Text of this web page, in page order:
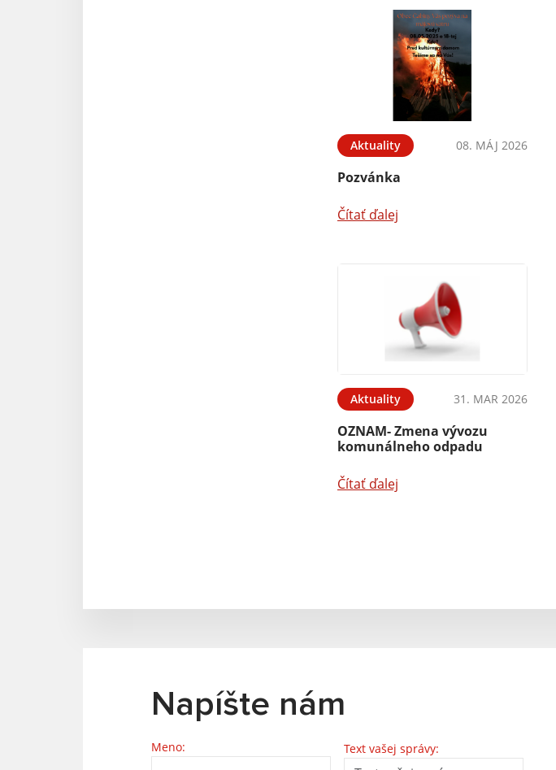
Aktuality 08. MÁJ 2026
Pozvánka
Čítať ďalej
Aktuality 31. MAR 2026
OZNAM- Zmena vývozu
komunálneho odpadu
Čítať ďalej
Napíšte nám
Meno: Text vašej správy: